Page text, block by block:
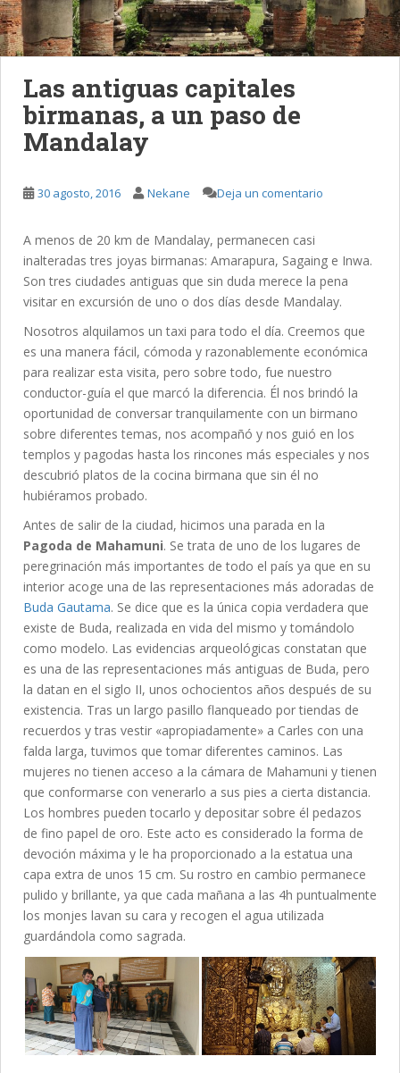
Las antiguas capitales
birmanas, a un paso de
Mandalay
30 agosto, 2016 Nekane Deja un comentario
A menos de 20 km de Mandalay, permanecen casi
inalteradas tres joyas birmanas: Amarapura, Sagaing e Inwa.
Son tres ciudades antiguas que sin duda merece la pena
visitar en excursión de uno o dos días desde Mandalay.
Nosotros alquilamos un taxi para todo el día. Creemos que
es una manera fácil, cómoda y razonablemente económica
para realizar esta visita, pero sobre todo, fue nuestro
conductor-guía el que marcó la diferencia. Él nos brindó la
oportunidad de conversar tranquilamente con un birmano
sobre diferentes temas, nos acompañó y nos guió en los
templos y pagodas hasta los rincones más especiales y nos
descubrió platos de la cocina birmana que sin él no
hubiéramos probado.
Antes de salir de la ciudad, hicimos una parada en la
Pagoda de Mahamuni. Se trata de uno de los lugares de
peregrinación más importantes de todo el país ya que en su
interior acoge una de las representaciones más adoradas de
Buda Gautama. Se dice que es la única copia verdadera que
existe de Buda, realizada en vida del mismo y tomándolo
como modelo. Las evidencias arqueológicas constatan que
es una de las representaciones más antiguas de Buda, pero
la datan en el siglo II, unos ochocientos años después de su
existencia. Tras un largo pasillo flanqueado por tiendas de
recuerdos y tras vestir «apropiadamente» a Carles con una
falda larga, tuvimos que tomar diferentes caminos. Las
mujeres no tienen acceso a la cámara de Mahamuni y tienen
que conformarse con venerarlo a sus pies a cierta distancia.
Los hombres pueden tocarlo y depositar sobre él pedazos
de fino papel de oro. Este acto es considerado la forma de
devoción máxima y le ha proporcionado a la estatua una
capa extra de unos 15 cm. Su rostro en cambio permanece
pulido y brillante, ya que cada mañana a las 4h puntualmente
los monjes lavan su cara y recogen el agua utilizada
guardándola como sagrada.